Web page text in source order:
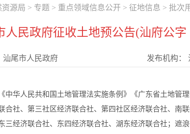
资源局 > 专题 > 重点领域信息公开 > 征地信息 > 批次
人民政府征收土地预公告(汕府公字
汕尾市人民政府 发布机构：
华人民共和国土地管理法实施条例》《广东省土地管
合社、第三社区经济联合社、第四社区经济联合社、南
三经济联合社、东四经济联合社、湖东经济联合社；遮